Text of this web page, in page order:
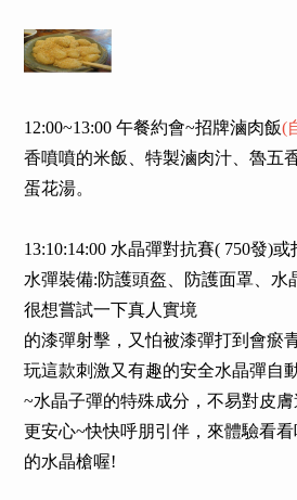
12:00~13:00 午餐約會~招牌滷肉飯(
香噴噴的米飯、特製滷肉汁、魯五
蛋花湯。
13:10:14:00 水晶彈對抗賽( 750發)
水彈裝備:防護頭盔、防護面罩、水
很想嘗試一下真人實境
的漆彈射擊，又怕被漆彈打到會瘀
玩這款刺激又有趣的安全水晶彈自
~水晶子彈的特殊成分，不易對皮
更安心~快快呼朋引伴，來體驗看
的水晶槍喔!